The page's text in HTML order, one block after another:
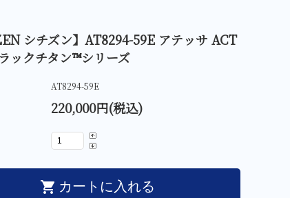
シチズン】AT8294-59E アテッサ ACT
ックチタン™シリーズ
AT8294-59E
220,000円(税込)
shopping_cart カートに入れる